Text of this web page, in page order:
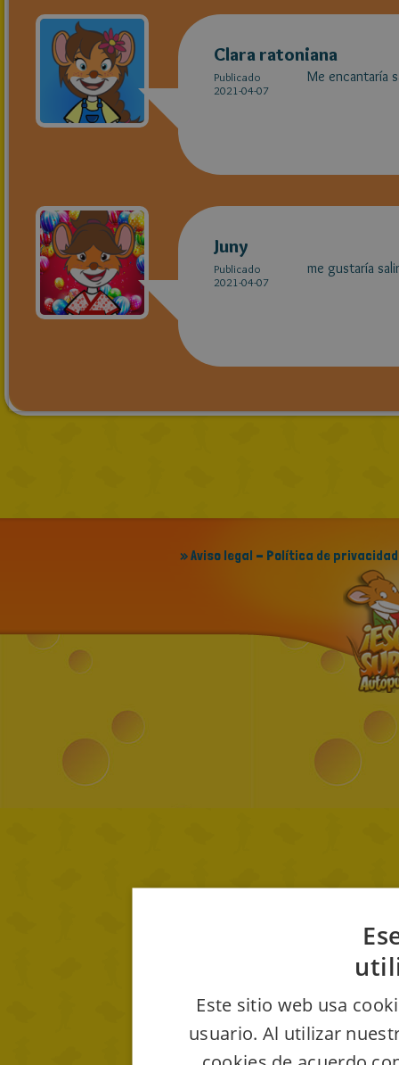
Clara ratoniana
Publicado
2021-04-07
Me encantaría
Juny
Publicado
2021-04-07
me gustaría
» Aviso legal - Política de privacidad
Este sitio web usa
usuario. Al utilizar